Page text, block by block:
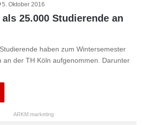
5. Oktober 2016
25.000 Studierende an
haben zum Wintersemester
an der TH Köln aufgenommen. Darunter
ARKM.marketing